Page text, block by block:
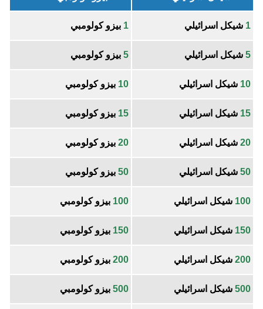
1 شيكل اسرائيلي 1 بيزو كولومبي
5 شيكل اسرائيلي 5 بيزو كولومبي
10 شيكل اسرائيلي 10 بيزو كولومبي
15 شيكل اسرائيلي 15 بيزو كولومبي
20 شيكل اسرائيلي 20 بيزو كولومبي
50 شيكل اسرائيلي 50 بيزو كولومبي
100 شيكل اسرائيلي 100 بيزو كولومبي
150 شيكل اسرائيلي 150 بيزو كولومبي
200 شيكل اسرائيلي 200 بيزو كولومبي
500 شيكل اسرائيلي 500 بيزو كولومبي